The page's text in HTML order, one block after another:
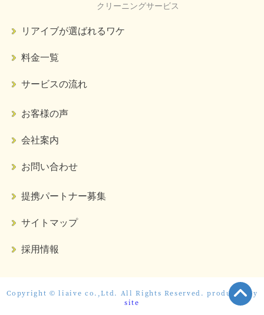
クリーニングサービス
リアイブが選ばれるワケ
料金一覧
サービスの流れ
お客様の声
会社案内
お問い合わせ
提携パートナー募集
サイトマップ
採用情報
Copyright © liaive co.,Ltd. All Rights Reserved. produced by
site